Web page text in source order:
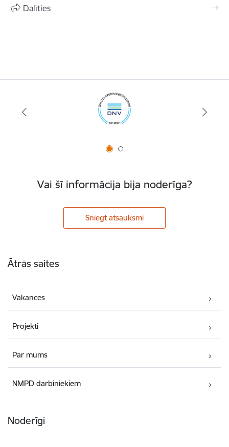
Dalīties
Vai šī informācija bija noderīga?
Sniegt atsauksmi
Ātrās saites
Vakances
Projekti
Par mums
NMPD darbiniekiem
Noderīgi